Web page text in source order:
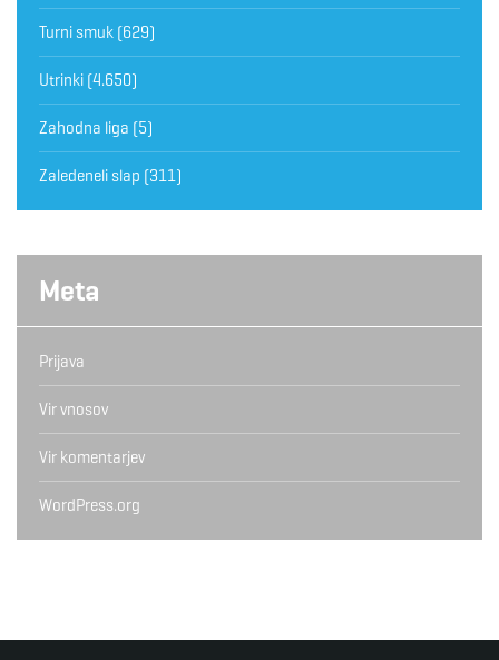
Turni smuk (629)
Utrinki (4.650)
Zahodna liga (5)
Zaledeneli slap (311)
Meta
Prijava
Vir vnosov
Vir komentarjev
WordPress.org